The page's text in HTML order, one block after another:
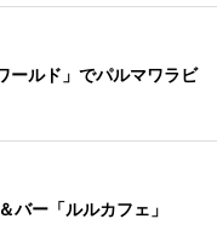
ールド」でパルマワラビ
バー「ルルカフェ」